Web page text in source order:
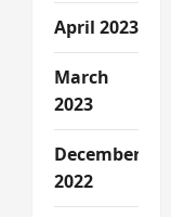
April 2023
March
2023
December
2022